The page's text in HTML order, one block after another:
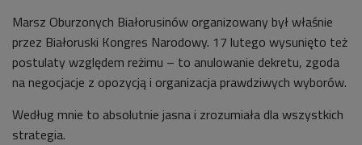
Marsz Oburzonych Białorusinów organizowany był właśnie
przez Białoruski Kongres Narodowy. 17 lutego wysunięto też
postulaty względem reżimu – to anulowanie dekretu, zgoda
na negocjacje z opozycją i organizacja prawdziwych wyborów.
Według mnie to absolutnie jasna i zrozumiała dla wszystkich
strategia.